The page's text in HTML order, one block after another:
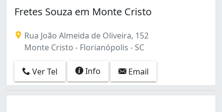
Fretes Souza em Monte Cristo
Rua João Almeida de Oliveira, 152
Monte Cristo - Florianópolis - SC
Ver Tel Info Email